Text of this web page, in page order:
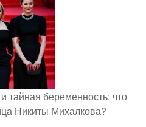
тайная беременность: что
Никиты Михалкова?